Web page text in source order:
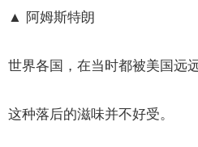
▲ 阿姆斯特朗
世界各国，在当时都被美国远
这种落后的滋味并不好受。